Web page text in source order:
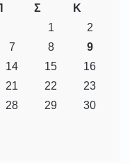
Σ
Κ
1
2
7 8
9
14 15
16
21 22
23
28 29
30